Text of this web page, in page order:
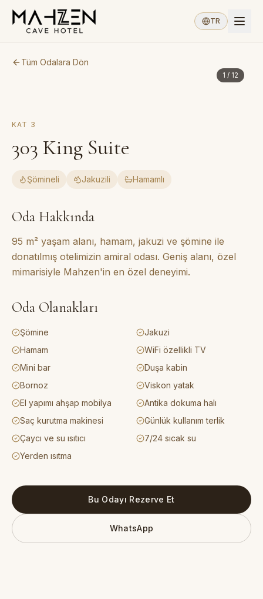
TR
Tüm Odalara Dön
1 / 12
KAT 3
303 King Suite
Şömineli Jakuzili Hamamlı
Oda Hakkında
95 m² yaşam alanı, hamam, jakuzi ve şömine ile
donatılmış otelimizin amiral odası. Geniş alanı, özel
mimarisiyle Mahzen'in en özel deneyimi.
Oda Olanakları
Şömine
Jakuzi
Hamam
WiFi özellikli TV
Mini bar
Duşa kabin
Bornoz
Viskon yatak
El yapımı ahşap mobilya
Antika dokuma halı
Saç kurutma makinesi
Günlük kullanım terlik
Çaycı ve su ısıtıcı
7/24 sıcak su
Yerden ısıtma
Bu Odayı Rezerve Et
WhatsApp